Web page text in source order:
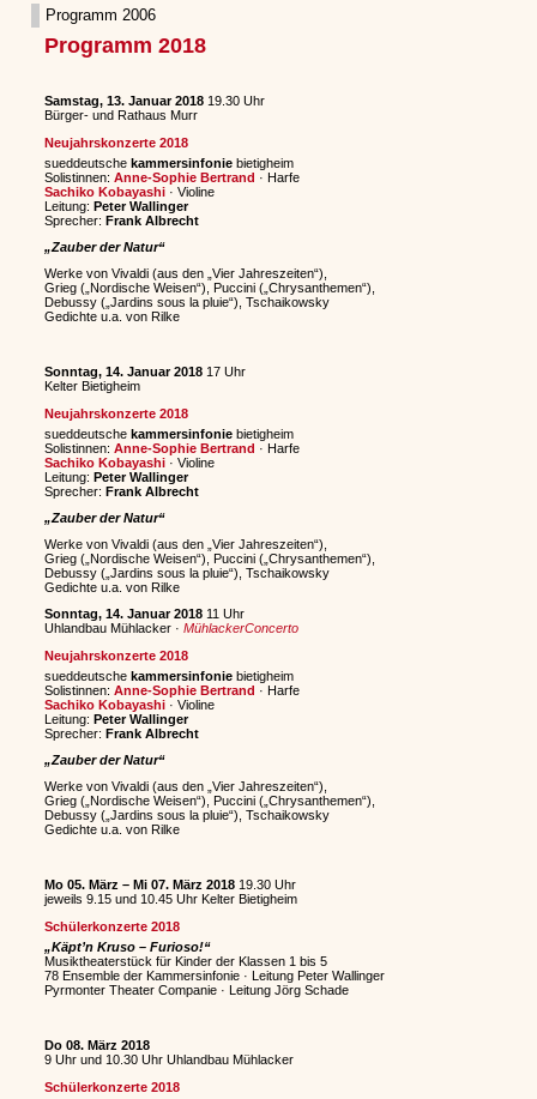
Programm 2006
Programm 2018
Samstag, 13. Januar 201819.30 Uhr
Bürger- und Rathaus Murr
Neujahrskonzerte 2018
sueddeutsche kammersinfoniebietigheim
Solistinnen: Anne-Sophie Bertrand · Harfe
Sachiko Kobayashi· Violine
Leitung: Peter Wallinger
Sprecher: Frank Albrecht
„Zauber der Natur“
Werke von Vivaldi (aus den „Vier Jahreszeiten“),
Grieg („Nordische Weisen“), Puccini („Chrysanthemen“),
Debussy („Jardins sous la pluie“), Tschaikowsky
Gedichte u.a. von Rilke
Sonntag, 14. Januar 201817 Uhr
Kelter Bietigheim
Neujahrskonzerte 2018
sueddeutsche kammersinfoniebietigheim
Solistinnen: Anne-Sophie Bertrand · Harfe
Sachiko Kobayashi· Violine
Leitung: Peter Wallinger
Sprecher: Frank Albrecht
„Zauber der Natur“
Werke von Vivaldi (aus den „Vier Jahreszeiten“),
Grieg („Nordische Weisen“), Puccini („Chrysanthemen“),
Debussy („Jardins sous la pluie“), Tschaikowsky
Gedichte u.a. von Rilke
Sonntag, 14. Januar 201811 Uhr
Uhlandbau Mühlacker · MühlackerConcerto
Neujahrskonzerte 2018
sueddeutsche kammersinfoniebietigheim
Solistinnen: Anne-Sophie Bertrand · Harfe
Sachiko Kobayashi· Violine
Leitung: Peter Wallinger
Sprecher: Frank Albrecht
„Zauber der Natur“
Werke von Vivaldi (aus den „Vier Jahreszeiten“),
Grieg („Nordische Weisen“), Puccini („Chrysanthemen“),
Debussy („Jardins sous la pluie“), Tschaikowsky
Gedichte u.a. von Rilke
Mo 05. März – Mi 07. März 201819.30 Uhr
jeweils 9.15 und 10.45 Uhr Kelter Bietigheim
Schülerkonzerte 2018
„Käpt’n Kruso – Furioso!“
Musiktheaterstück für Kinder der Klassen 1 bis 5
78 Ensemble der Kammersinfonie · Leitung Peter Wallinger
Pyrmonter Theater Companie · Leitung Jörg Schade
Do 08. März 2018
9 Uhr und 10.30 Uhr Uhlandbau Mühlacker
Schülerkonzerte 2018